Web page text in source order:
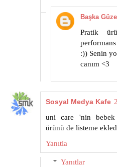
Başka Güzel
Pratik
:)) Senin
canım <3
Sosyal Medya Kafe
uni care 'nin bebek
ürünü de listeme
Yanıtla
Yanıtlar